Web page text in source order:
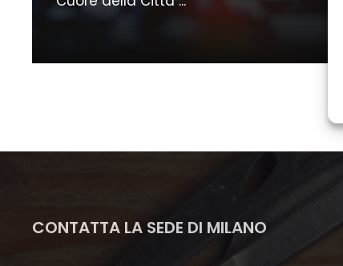
CONTATTA LA SEDE DI MILANO